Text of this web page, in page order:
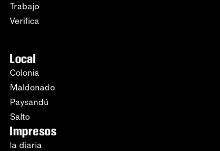
Trabajo
Verifica
Local
Colonia
Maldonado
Paysandú
Salto
Impresos
la diaria